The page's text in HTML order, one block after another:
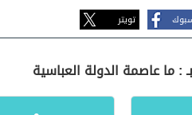
تويتر
: ما عاصمة الدولة العباسية